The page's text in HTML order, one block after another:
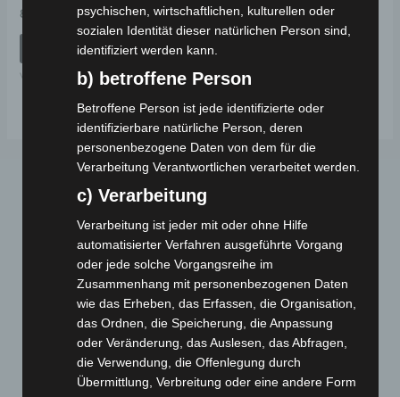
Bewertet
0
89,00
IN DEN WARENKORB
VM4 NEO
Webseite
Cashback-Aktion
Händler werden
psychischen, wirtschaftlichen, kulturellen oder
sozialen Identität dieser natürlichen Person sind,
identifiziert werden kann.
b) betroffene Person
Betroffene Person ist jede identifizierte oder
identifizierbare natürliche Person, deren
personenbezogene Daten von dem für die
Verarbeitung Verantwortlichen verarbeitet werden.
c) Verarbeitung
Verarbeitung ist jeder mit oder ohne Hilfe
automatisierter Verfahren ausgeführte Vorgang
oder jede solche Vorgangsreihe im
Zusammenhang mit personenbezogenen Daten
wie das Erheben, das Erfassen, die Organisation,
das Ordnen, die Speicherung, die Anpassung
oder Veränderung, das Auslesen, das Abfragen,
die Verwendung, die Offenlegung durch
Übermittlung, Verbreitung oder eine andere Form